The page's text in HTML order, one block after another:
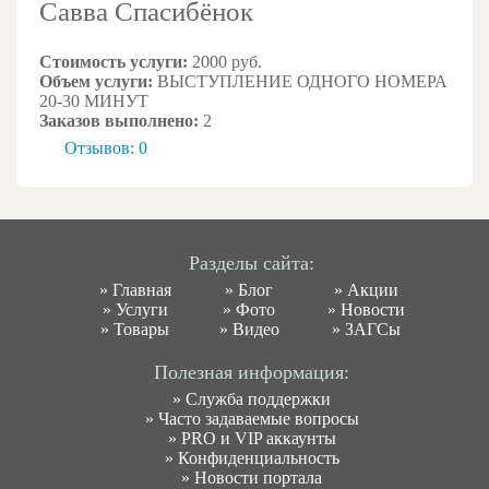
Савва Спасибёнок
Стоимость услуги: 2000 руб.
Объем услуги: ВЫСТУПЛЕНИЕ ОДНОГО НОМЕРА
20-30 МИНУТ
Заказов выполнено: 2
Отзывов: 0
Разделы сайта:
» Главная
» Услуги
»Товары
»Блог
»Фото
» Видео
» Акции
» Новости
» ЗАГСы
Полезная информация:
»Служба поддержки
» Часто задаваемые вопросы
» PRO и VIP аккаунты
» Конфиденциальность
»Новости портала